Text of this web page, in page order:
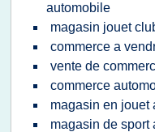
automobile
magasin jouet
commerce a
vente de
commerce
magasin en jouet
magasin de sport